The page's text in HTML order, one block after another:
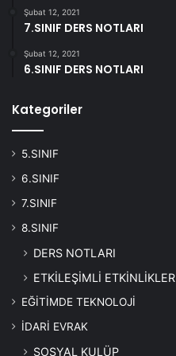
Şubat 12, 2021
7.SINIF DERS NOTLARI
Şubat 12, 2021
6.SINIF DERS NOTLARI
Kategoriler
5.SINIF
6.SINIF
7.SINIF
8.SINIF
DERS NOTLARI
ETKİLEŞİMLİ ETKİNLİKLER
EĞİTİMDE TEKNOLOJİ
İDARİ EVRAK
SOSYAL KULÜP